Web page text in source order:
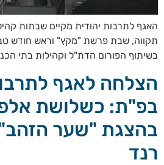
האגף לתרבות יהודית מקיים שבתות
תקווה, שבת פרשת "מקץ" וראש חודש
בשיתוף הפורום הדת"ל וקהילות בתי
הצלחה לאגף
בפ"ת: כשלושת
בהצגת "שער
רנד